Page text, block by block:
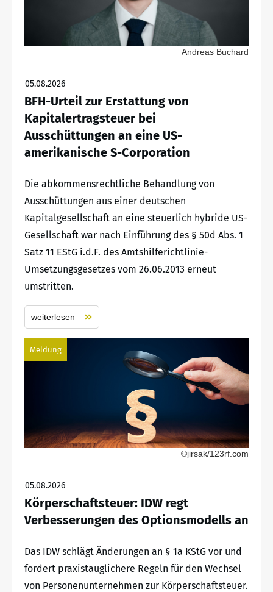
Andreas Buchard
05.08.2026
BFH-Urteil zur Erstattung von
Kapitalertragsteuer bei
Ausschüttungen an eine US-
amerikanische S-Corporation
Die abkommensrechtliche Behandlung von
Ausschüttungen aus einer deutschen
Kapitalgesellschaft an eine steuerlich hybride US-
Gesellschaft war nach Einführung des § 50d Abs. 1
Satz 11 EStG i.d.F. des Amtshilferichtlinie-
Umsetzungsgesetzes vom 26.06.2013 erneut
umstritten.
weiterlesen
Meldung
©jirsak/123rf.com
05.08.2026
Körperschaftsteuer: IDW regt
Verbesserungen des Optionsmodells an
Das IDW schlägt Änderungen an § 1a KStG vor und
fordert praxistauglichere Regeln für den Wechsel
von Personenunternehmen zur Körperschaftsteuer.